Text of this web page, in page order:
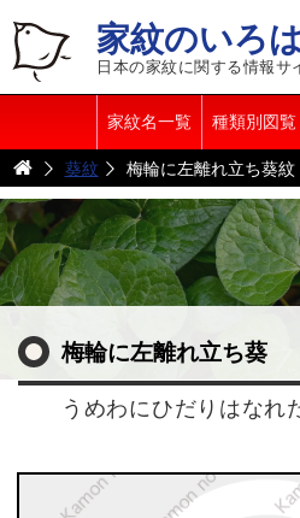
家紋のいろは
日本の家紋に関する情報サ
家紋名一覧 種類別図覧
葵紋 梅輪に左離れ立ち葵紋
梅輪に左離れ立ち葵
うめわにひだりはなれ